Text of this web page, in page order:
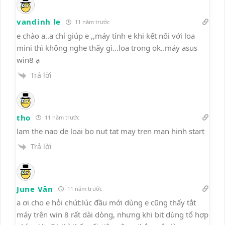
vandinh le 11 năm trước
e chào a..a chỉ giúp e ,,máy tính e khi kết nối với loa
mini thì không nghe thấy gì…loa trong ok..máy asus
win8 ạ
Trả lời
tho 11 năm trước
lam the nao de loai bo nut tat may tren man hinh start
Trả lời
June Vân 11 năm trước
a ơi cho e hỏi chút:lúc đầu mới dùng e cũng thấy tắt
máy trên win 8 rất dài dòng, nhưng khi bit dùng tổ hợp